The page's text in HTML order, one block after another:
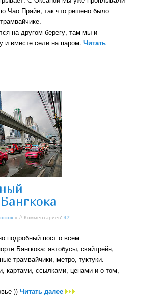
Чао Прайе, так что решено было
на другом берегу, там мы и
и вместе сели на паром.Читать
» // Комментариев:47
подробный пост о всем
Бангкока: автобусы, скайтрейн,
трамвайчики, метро, туктуки.
картами, ссылками, ценами и о том,
))Читать далее